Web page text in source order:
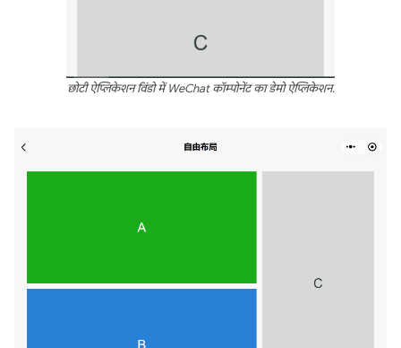
छोटी ऐप्लिकेशन विंडो में WeChat कॉम्पोनेंट का डेमो ऐप्लिकेशन.